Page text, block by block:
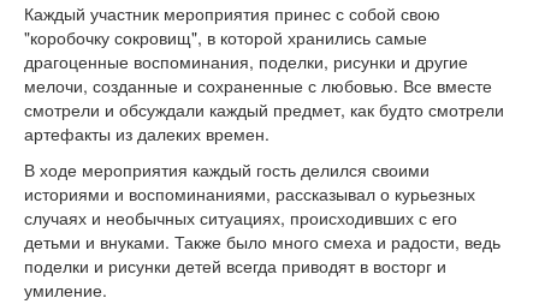
Каждый участник мероприятия принес с собой свою
"коробочку сокровищ", в которой хранились самые
драгоценные воспоминания, поделки, рисунки и другие
мелочи, созданные и сохраненные с любовью. Все вместе
смотрели и обсуждали каждый предмет, как будто смотрели
артефакты из далеких времен.
В ходе мероприятия каждый гость делился своими
историями и воспоминаниями, рассказывал о курьезных
случаях и необычных ситуациях, происходивших с его
детьми и внуками. Также было много смеха и радости, ведь
поделки и рисунки детей всегда приводят в восторг и
умиление.